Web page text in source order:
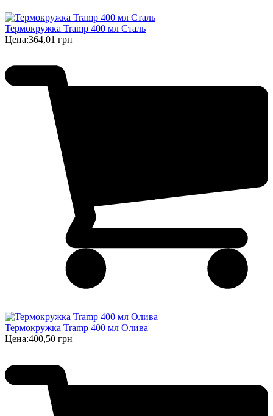
Термокружка Tramp 400 мл Сталь
Цена:364,01 грн
Термокружка Tramp 400 мл Олива
Цена:400,50 грн